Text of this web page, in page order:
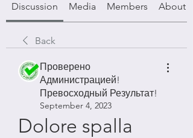
Discussion Media Members About
Back
Проверено
Администрацией!
Превосходный Результат!
September 4, 2023
Dolore spalla